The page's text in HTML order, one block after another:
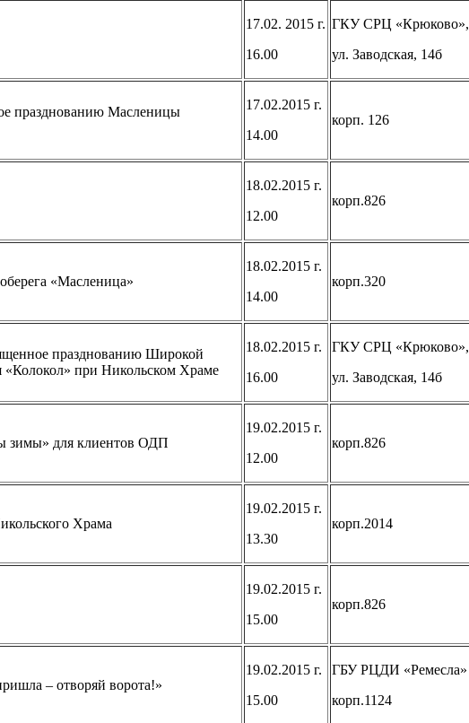
17.02. 2015 г.
16.00
ГКУ СРЦ «Крюково»,
ул. Заводская, 14б
празднованию Масленицы
17.02.2015 г.
14.00
корп. 126
18.02.2015 г.
12.00
корп.826
«Масленица»
18.02.2015 г.
14.00
корп.320
празднованию Широкой
«Колокол» при Никольском Храме
18.02.2015 г.
16.00
ГКУ СРЦ «Крюково»,
ул. Заводская, 14б
зимы» для клиентов ОДП
19.02.2015 г.
12.00
корп.826
Храма
19.02.2015 г.
13.30
корп.2014
19.02.2015 г.
15.00
корп.826
– отворяй ворота!»
19.02.2015 г.
15.00
ГБУ РЦДИ «Ремесла»
корп.1124